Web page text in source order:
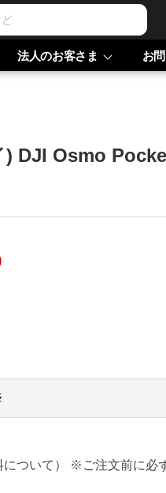
法人のお客さま お
DJI Osmo
ついて） ※ご注文前に必